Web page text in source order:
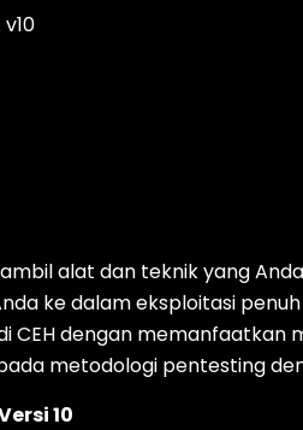
alat dan teknik yang
ke dalam eksploitasi
CEH dengan memanfaatkan
metodologi pentesting
10